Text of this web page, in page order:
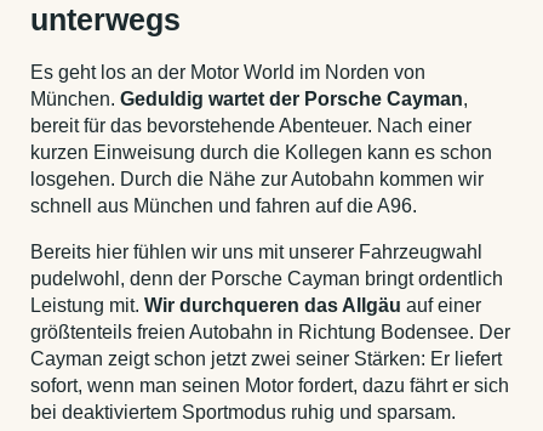
unterwegs
Es geht los an der Motor World im Norden von
München. Geduldig wartet der Porsche Cayman,
bereit für das bevorstehende Abenteuer. Nach einer
kurzen Einweisung durch die Kollegen kann es schon
losgehen. Durch die Nähe zur Autobahn kommen wir
schnell aus München und fahren auf die A96.
Bereits hier fühlen wir uns mit unserer Fahrzeugwahl
pudelwohl, denn der Porsche Cayman bringt ordentlich
Leistung mit. Wir durchqueren das Allgäu auf einer
größtenteils freien Autobahn in Richtung Bodensee. Der
Cayman zeigt schon jetzt zwei seiner Stärken: Er liefert
sofort, wenn man seinen Motor fordert, dazu fährt er sich
bei deaktiviertem Sportmodus ruhig und sparsam.